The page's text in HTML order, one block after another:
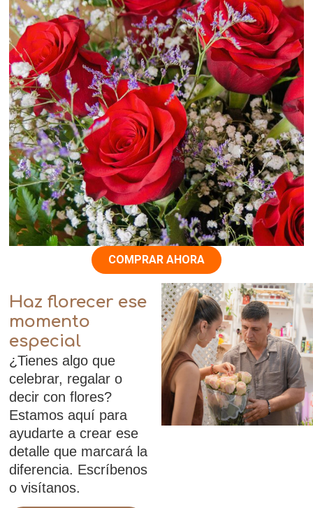
COMPRAR AHORA
Haz florecer ese
momento
especial
¿Tienes algo que
celebrar, regalar o
decir con flores?
Estamos aquí para
ayudarte a crear ese
detalle que marcará la
diferencia. Escríbenos
o visítanos.